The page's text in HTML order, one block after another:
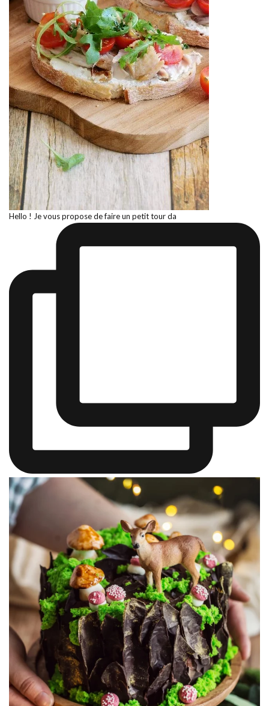
Hello ! Je vous propose de faire un petit tour da